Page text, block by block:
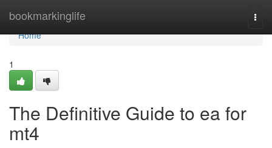
bookmarkinglife
Home
Home
1
The Definitive Guide to ea for
mt4